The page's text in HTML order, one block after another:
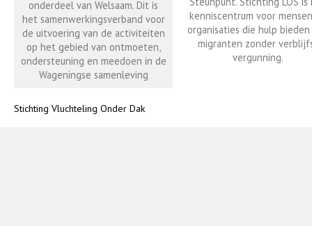
onderdeel van Welsaam. Dit is
het samenwerkingsverband voor
de uitvoering van de activiteiten
op het gebied van ontmoeten,
ondersteuning en meedoen in de
Wageningse samenleving
kenniscentrum voor
organisaties die hulp bieden
migranten zonder
vergunning.
Stichting Vluchteling Onder Dak